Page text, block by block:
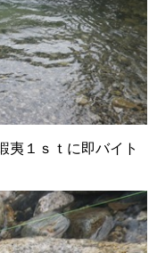
夷１ｓｔに即バイト